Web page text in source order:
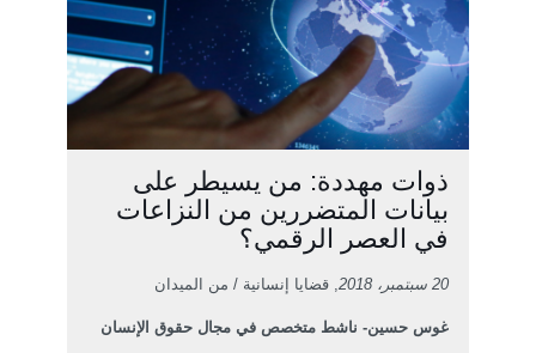
ذوات مهددة: من يسيطر على
بيانات المتضررين من النزاعات
في العصر الرقمي؟
20 سبتمبر، 2018 , قضايا إنسانية / من الميدان
غوس حسين- ناشط متخصص في مجال حقوق الإنسان